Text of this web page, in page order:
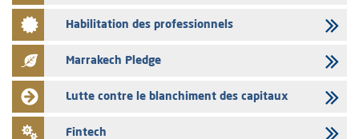
03/08/2026
L’AMMC met sur son site internet les publications réalisées par les
émetteurs en date du 3 août 2026
03/08/2026
Liste des agréments et visas d'OPCVM accordés par l'AMMC pour le
mois de juillet 2026
03/08/2026
Habilitation des professionnels
Marrakech Pledge
Lutte contre le blanchiment des capitaux
Fintech